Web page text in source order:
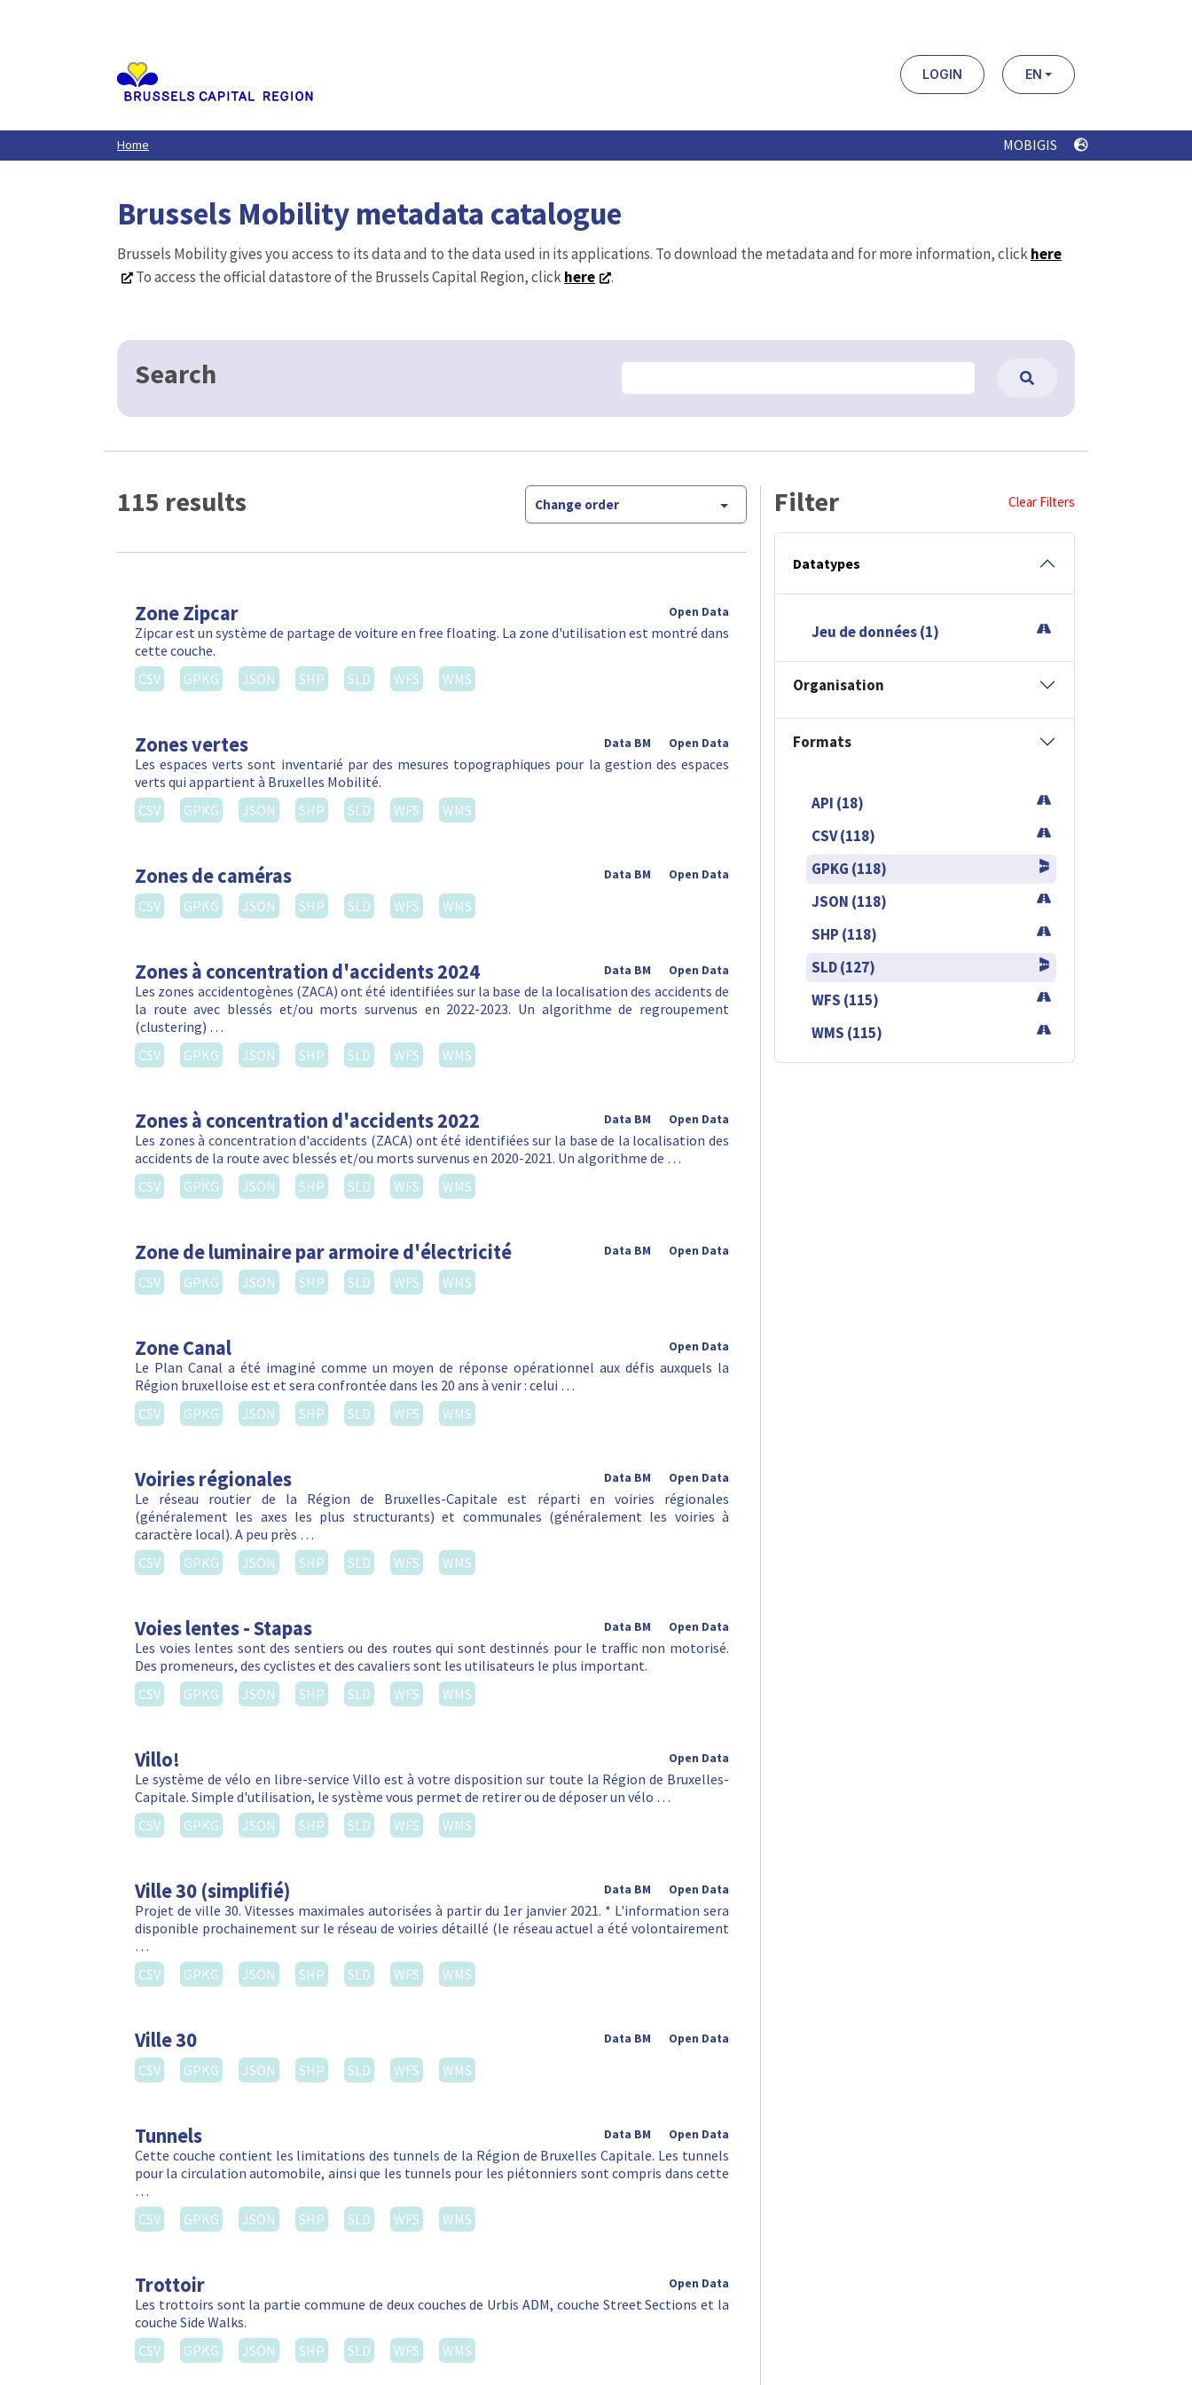
LOGIN EN
Home MOBIGIS
Brussels Mobility metadata catalogue
Brussels Mobility gives you access to its data and to the data used in its applications. To download the metadata and for more information, clickhere
To access the official datastore of the Brussels Capital Region, clickhere .
Search
115 results Change order
Zone Zipcar Open Data
Zipcar est un système de partage de voiture en free floating. La zone d'utilisation est montré dans
cette couche.
CSV
GPKG JSON SHP SLD WFS WMS
Zones vertes Open Data
Data BM
Les espaces verts sont inventarié par des mesures topographiques pour la gestion des espaces
verts qui appartient à Bruxelles Mobilité.
CSV
GPKG JSON SHP SLD WFS WMS
Zones de caméras Open Data
Data BM
CSV GPKG JSON SHP SLD WFS WMS
Zones à concentration d'accidents 2024 Open Data
Data BM
Les zones accidentogènes (ZACA) ont été identifiées sur la base de la localisation des accidents de
la route avec blessés et/ou morts survenus en 2022-2023. Un algorithme de regroupement
(clustering) …
CSV
GPKG JSON SHP SLD WFS WMS
Zones à concentration d'accidents 2022 Open Data
Data BM
Les zones à concentration d'accidents (ZACA) ont été identifiées sur la base de la localisation des
accidents de la route avec blessés et/ou morts survenus en 2020-2021. Un algorithme de …
CSV
GPKG JSON SHP SLD WFS WMS
Zone de luminaire par armoire d'électricité Open Data
Data BM
CSV GPKG JSON SHP SLD WFS WMS
Zone Canal Open Data
Le Plan Canal a été imaginé comme un moyen de réponse opérationnel aux défis auxquels la
Région bruxelloise est et sera confrontée dans les 20 ans à venir : celui …
CSV
GPKG JSON SHP SLD WFS WMS
Voiries régionales Open Data
Data BM
Le réseau routier de la Région de Bruxelles-Capitale est réparti en voiries régionales
(généralement les axes les plus structurants) et communales (généralement les voiries à
caractère local). A peu près …
CSV
GPKG JSON SHP SLD WFS WMS
Voies lentes - Stapas Open Data
Data BM
Les voies lentes sont des sentiers ou des routes qui sont destinnés pour le traffic non motorisé.
Des promeneurs, des cyclistes et des cavaliers sont les utilisateurs le plus important.
CSV
GPKG JSON SHP SLD WFS WMS
Villo! Open Data
Le système de vélo en libre-service Villo est à votre disposition sur toute la Région de Bruxelles-
Capitale. Simple d'utilisation, le système vous permet de retirer ou de déposer un vélo …
CSV
GPKG JSON SHP SLD WFS WMS
Ville 30 (simplifié) Open Data
Data BM
Projet de ville 30. Vitesses maximales autorisées à partir du 1er janvier 2021. * L'information sera
disponible prochainement sur le réseau de voiries détaillé (le réseau actuel a été volontairement
…
CSV
GPKG JSON SHP SLD WFS WMS
Ville 30 Open Data
Data BM
CSV GPKG JSON SHP SLD WFS WMS
Tunnels Open Data
Data BM
Cette couche contient les limitations des tunnels de la Région de Bruxelles Capitale. Les tunnels
pour la circulation automobile, ainsi que les tunnels pour les piétonniers sont compris dans cette
…
CSV
GPKG JSON SHP SLD WFS WMS
Trottoir Open Data
Les trottoirs sont la partie commune de deux couches de Urbis ADM, couche Street Sections et la
couche Side Walks.
CSV
GPKG JSON SHP SLD WFS WMS
Filter Clear Filters
Datatypes
Jeu de données (1)
Organisation
Formats
API (18)
CSV (118)
GPKG (118)
JSON (118)
SHP (118)
SLD (127)
WFS (115)
WMS (115)